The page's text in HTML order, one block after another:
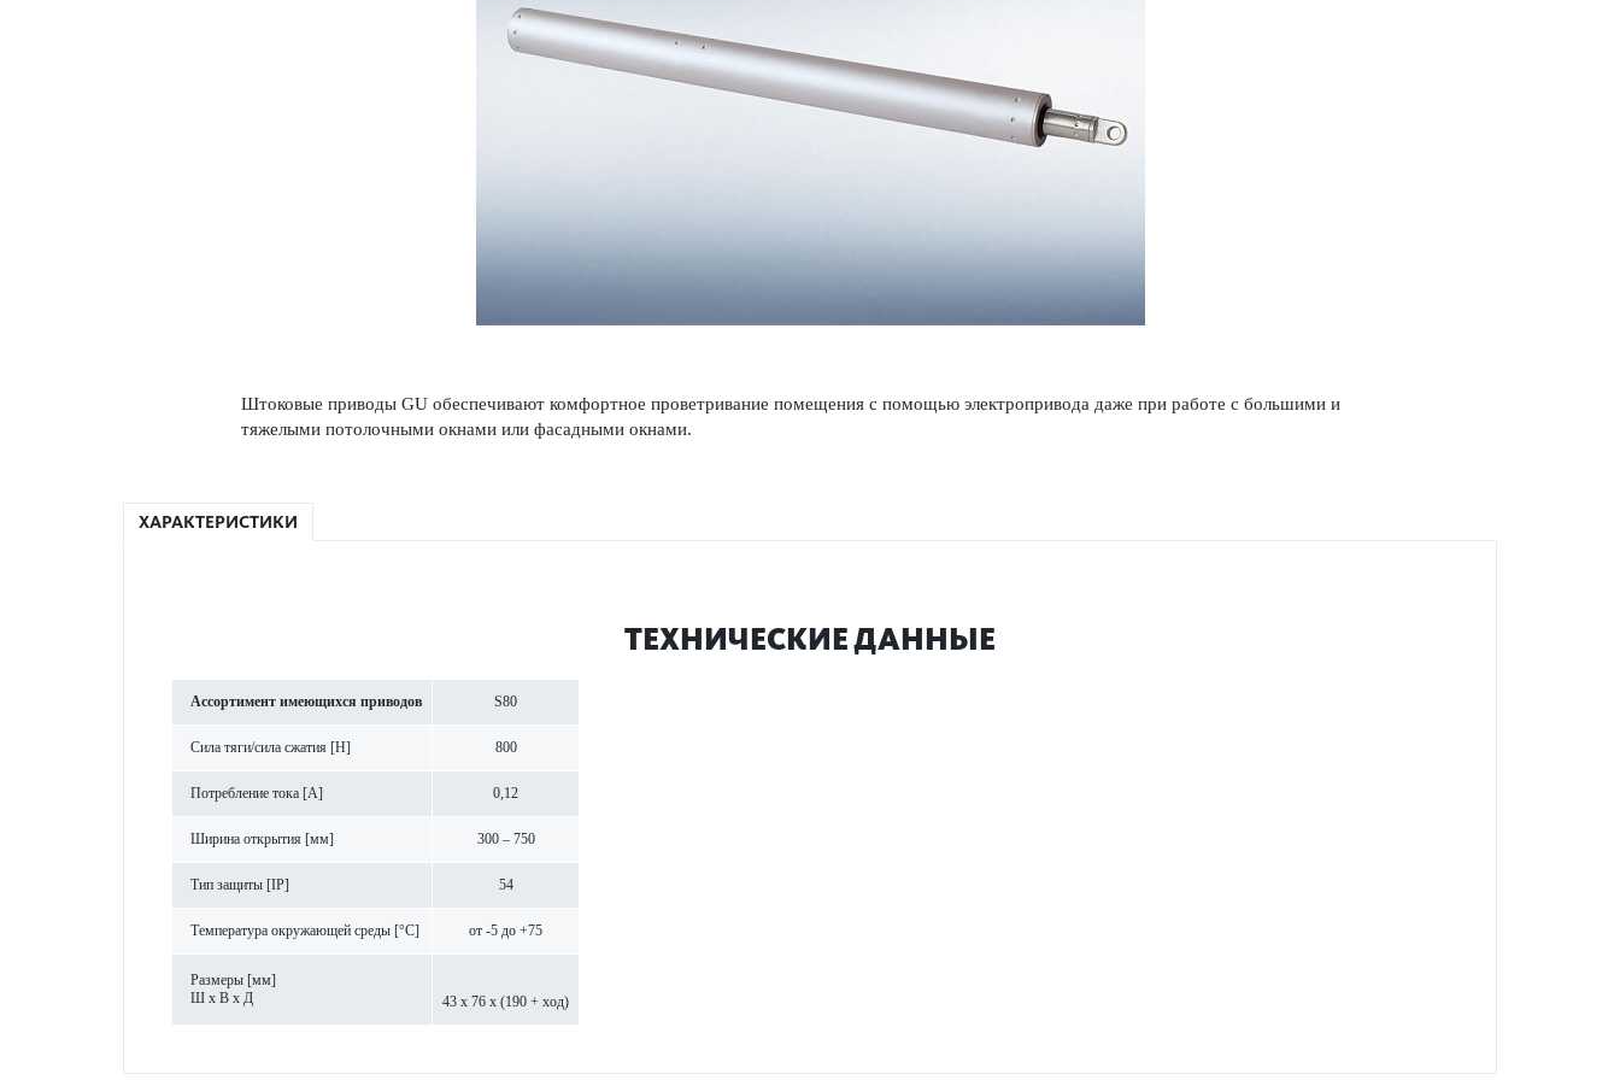
Што­ковые при­воды GU обеспечивают комфортное проветр­ивание помещения с помощью электропри­вода даже при работе с большими и
тяже­лыми потол­очными окнами или фасадными окнами.
ХАРАКТЕРИСТИКИ
ТЕХНИЧЕСКИЕ ДАННЫЕ
Ассортимент имеющихся при­в­одов S80
Сила тяги/сила сжатия [Н] 800
Потреб­л­ение тока [A] 0,12
Ширина открытия [мм] 300 – 750
Тип защиты [IP] 54
Темпер­атура окружающей среды [°C] от -5 до +75
Размеры [мм]
Ш х В х Д
43 x 76 x (190 + ход)